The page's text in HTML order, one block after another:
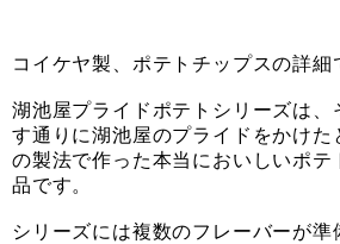
コイケヤ製、ポテトチップスの詳細
湖池屋プライドポテトシリーズは、
す通りに湖池屋のプライドをかけた
の製法で作った本当においしいポテ
品です。
シリーズには複数のフレーバーが準